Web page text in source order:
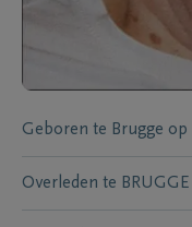
Geboren te Brugge op
Overleden te BRUGGE